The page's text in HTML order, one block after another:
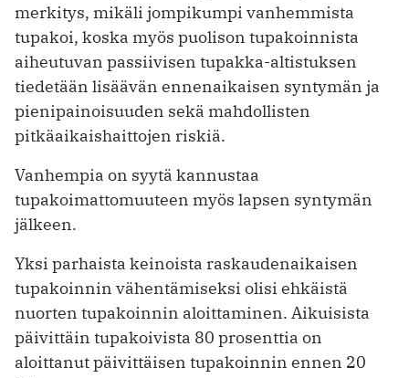
merkitys, mikäli jompikumpi vanhemmista
tupakoi, koska myös puolison tupakoinnista
aiheutuvan passiivisen tupakka-altistuksen
tiedetään lisäävän ennenaikaisen syntymän ja
pienipainoisuuden sekä mahdollisten
pitkäaikaishaittojen riskiä.
Vanhempia on syytä kannustaa
tupakoimattomuuteen myös lapsen syntymän
jälkeen.
Yksi parhaista keinoista raskaudenaikaisen
tupakoinnin vähentämiseksi olisi ehkäistä
nuorten tupakoinnin aloittaminen. Aikuisista
päivittäin tupakoivista 80 prosenttia on
aloittanut päivittäisen tupakoinnin ennen 20